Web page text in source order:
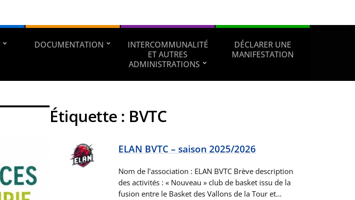
DOCUMENTATION
INTERCOMMUNALITÉ
ET AUTRES
ADMINISTRATIONS
DÉCLARER UNE
MANIFESTATION
Étiquette : BVTC
ELAN BVTC – saison 2025/2026
Nom de l’association : ELAN BVTC Brève description
des activités : « Nouveau » club de basket issu de la
fusion entre le Basket des Vallons de la Tour et…